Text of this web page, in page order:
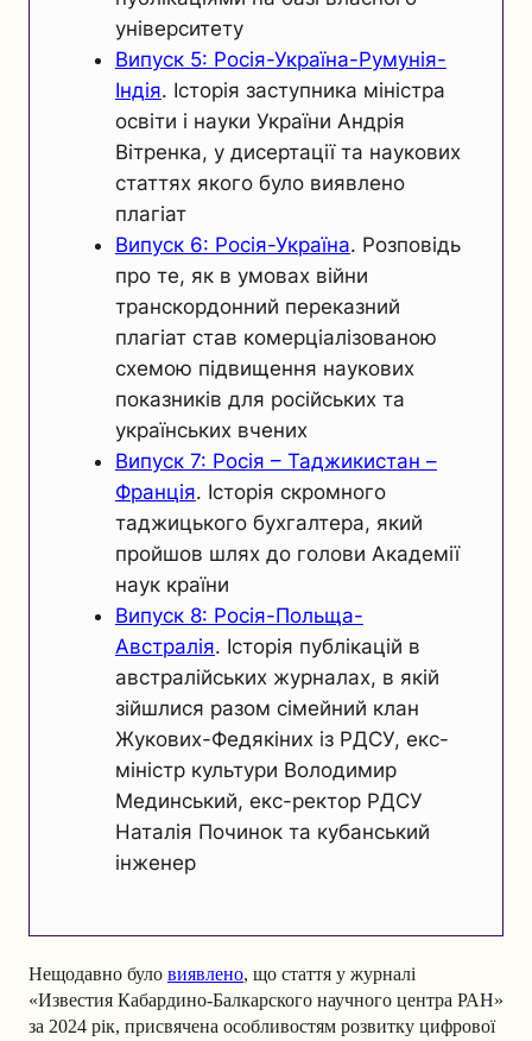
університету
Випуск 5: Росія-Україна-Румунія-
Індія. Історія заступника міністра
освіти і науки України Андрія
Вітренка, у дисертації та наукових
статтях якого було виявлено
плагіат
Випуск 6: Росія-Україна. Розповідь
про те, як в умовах війни
транскордонний переказний
плагіат став комерціалізованою
схемою підвищення наукових
показників для російських та
українських вчених
Випуск 7: Росія – Таджикистан –
Франція. Історія скромного
таджицького бухгалтера, який
пройшов шлях до голови Академії
наук країни
Випуск 8: Росія-Польща-
Австралія. Історія публікацій в
австралійських журналах, в якій
зійшлися разом сімейний клан
Жукових-Федякіних із РДСУ, екс-
міністр культури Володимир
Мединський, екс-ректор РДСУ
Наталія Починок та кубанський
інженер
Нещодавно було виявлено, що стаття у журналі
«Известия Кабардино-Балкарского научного центра РАН»
за 2024 рік, присвячена особливостям розвитку цифрової